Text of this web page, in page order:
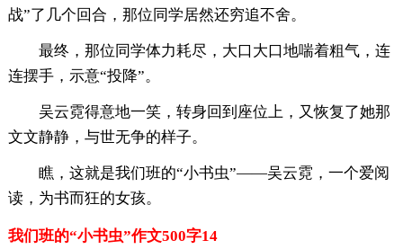
战”了几个回合，那位同学居然还穷追不舍。
最终，那位同学体力耗尽，大口大口地喘着粗气，连
连摆手，示意“投降”。
吴云霓得意地一笑，转身回到座位上，又恢复了她那
文文静静，与世无争的样子。
瞧，这就是我们班的“小书虫”――吴云霓，一个爱阅
读，为书而狂的女孩。
我们班的“小书虫”作文500字14